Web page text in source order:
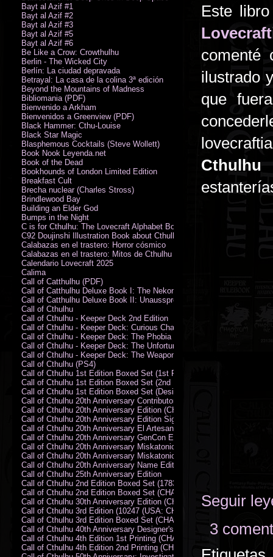
Este
comenté
ilustrado
que
Cthulhu
Seguir
3
Bayt al Azif #1
Bayt al Azif #2
Bayt al Azif #3
Bayt al Azif #5
Bayt al Azif #6
Be Like a Crow: Crowthulhu
Berlin - The Wicked City
Berlín: La ciudad depravada
Betrayal: La casa de la colina 3ª edición
Beyond the Mountains of Madness
Bibliomania (PDF)
Bienvenido a Arkham
Bienvenidos a Greenview (PDF)
Black Hammer: Cthu-Louise
Black Star Magic
Blasphemous Cocktails (Steve Wollett)
Book Nook Leyenda.net
Book of the Dead
Bookhounds of London Limited Edition
Breakfast Cult
Brecha nuclear (Charles Stross)
Brindlewood Bay
Building an Elder God
Bumps in the Night
C is for Cthulhu: The Lovecraft Alphabet Board Book
C92 Doujinshi Illustration Book about Cthulhu Mythos
Calabazas en el trastero: Horror cósmico
Calabazas en el trastero: Mitos de Cthulhu
Calendario Lovecraft 2025
Calima
Call of Catthulhu (PDF)
Call of Catthulhu Deluxe Book I: The Nekonomikon
Call of Catthulhu Deluxe Book II: Unaussprechlichen Katzen
Call of Cthulhu
Call of Cthulhu - Keeper Deck 2nd Edition
Call of Cthulhu - Keeper Deck: Curious Charecter Deck
Call of Cthulhu - Keeper Deck: The Phobia Deck
Call of Cthulhu - Keeper Deck: The Unfortunate Events Deck
Call of Cthulhu - Keeper Deck: The Weapons and Artifacts Deck
Call of Cthulhu (PS4)
Call of Cthulhu 1st Edition Boxed Set (1st Printing) (CHA2009-X)
Call of Cthulhu 1st Edition Boxed Set (2nd Printing) (CHA2009-X)
Call of Cthulhu 1st Edition Boxed Set (Designer's Edition)
Call of Cthulhu 20th Anniversary Contributor Edition
Call of Cthulhu 20th Anniversary Edition (CHA2399)
Call of Cthulhu 20th Anniversary Edition Signed by Sandy Petersen
Call of Cthulhu 20th Anniversary El Artesano del Rey Edition
Call of Cthulhu 20th Anniversary GenCon Edition
Call of Cthulhu 20th Anniversary Miskatonic University Library Edition
Call of Cthulhu 20th Anniversary Miskatonic University Library Edition
Call of Cthulhu 20th Anniversary Name Edition
Call of Cthulhu 25th Anniversary Edition
Call of Cthulhu 2nd Edition Boxed Set (178301)
Call of Cthulhu 2nd Edition Boxed Set (CHA2301-X)
Call of Cthulhu 30th Anniversary Edition (CHA23126)
Call of Cthulhu 3rd Edition (10247 (USA: CHA2317-H))
Call of Cthulhu 3rd Edition Boxed Set (CHA2301-X)
Call of Cthulhu 40th Anniversary Designer's Edition 2009-DX
Call of Cthulhu 4th Edition 1st Printing (CHA2324)
Call of Cthulhu 4th Edition 2nd Printing (CHA2324)